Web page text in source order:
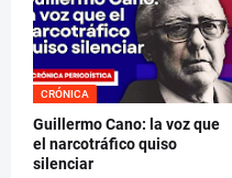
CRÓNICA
Guillermo Cano: la voz que
el narcotráfico quiso
silenciar